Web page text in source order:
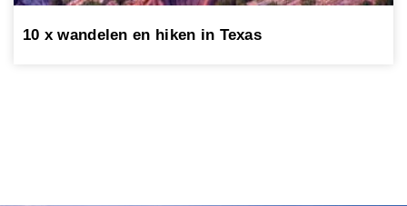
10 x wandelen en hiken in Texas